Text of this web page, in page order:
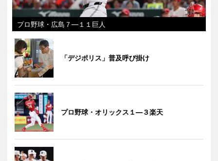
プロ野球・広島７―１１巨人
「デジポリス」普及呼び掛け
プロ野球・オリックス１―３楽天